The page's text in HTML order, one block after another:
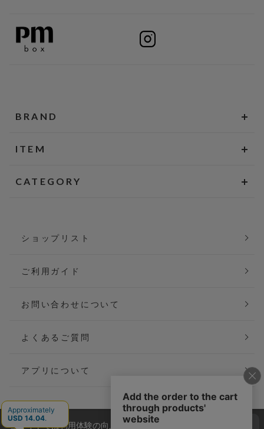
BRAND
ITEM
CATEGORY
ショップリスト
ご利用ガイド
お問い合わせについて
よくあるご質問
アプリについて
当サイトでは利用体験の向上およびコンテンツの最適な提供、ト